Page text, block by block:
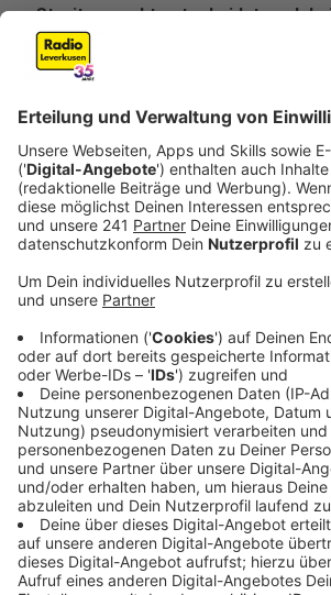
Streit ausgeht entscheidet auch
ob und wenn ja, wie viele
Parteien stellen dürfen.
Veröffentlicht:Montag, 14.04.2025 14:33
Anzeige
Opladen PLUS, Klimaliste, Bürgerliste,
der Kommunalwahl im September
viele Mini-Parteien für den
bewerben. Dabei geht es oft um
deren Verteilung steht eine wichtige
Düsseldorf an. Es geht dabei um das
Kommunalwahlgesetz.
Anzeige
Was bedeutet das neue
Anzeige